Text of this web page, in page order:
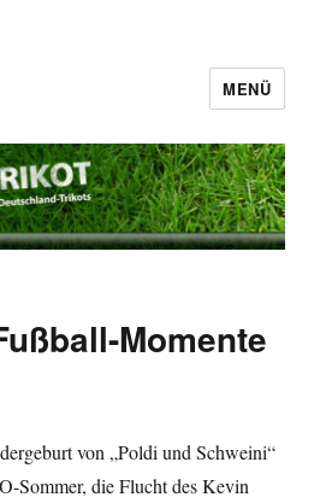
MENÜ
Momente
von „Poldi und Schweini“
Sommer, die Flucht des Kevin